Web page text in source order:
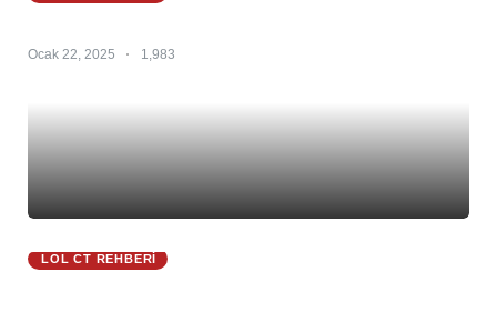
Ocak 22, 2025 1,983
LOL CT REHBERI